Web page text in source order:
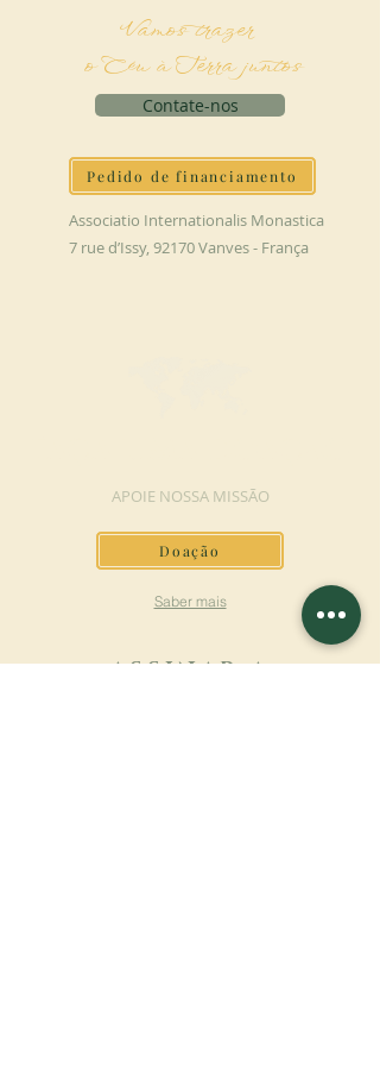
Vamos trazer
o Céu à Terra juntos
Contate-nos
Pedido de financiamento
Associatio Internationalis Monastica
7 rue d’Issy, 92170 Vanves - França
APOIE NOSSA MISSÃO
Doação
Saber mais
ASSINAR A